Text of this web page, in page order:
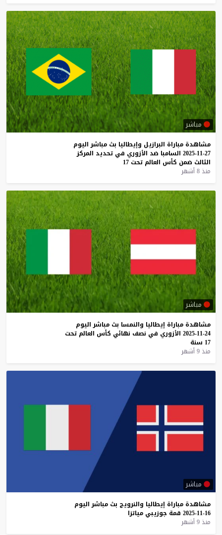
مباشر
مشاهدة مباراة البرازيل وإيطاليا بث مباشر اليوم
27-11-2025
السامبا ضد الأزوري في تحديد المركز
الثالث ضمن كأس العالم تحت 17
منذ 8 أشهر
مباشر
مشاهدة مباراة إيطاليا والنمسا بث مباشر اليوم
24-11-2025
الأزوري في نصف نهائي كأس العالم تحت
17 سنة
منذ 9 أشهر
مباشر
مشاهدة مباراة إيطاليا والنرويج بث مباشر اليوم
16-11-2025
قمة جوزيبي مياتزا
منذ 9 أشهر